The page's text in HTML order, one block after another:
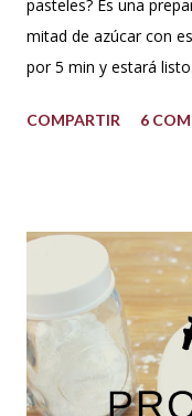
pasteles? Es una
mitad de azúcar con
por 5 min y estará
USOS: Siempre
porque el producto
porque la receta era
de batido liviano
tortas y pasteles te
sabrosos. Los jarabes
acuerdo a los
COMPARTIR 6